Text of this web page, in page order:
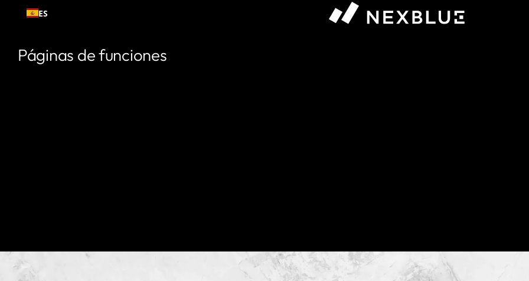
Ir al
ES
Páginas de funciones